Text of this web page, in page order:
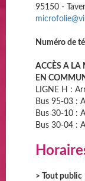
95150 -
Numéro de
ACCÈS A LA
EN
LIGNE H :
Bus 95-03 :
Bus 30-10 :
Bus 30-04 :
> Tout public